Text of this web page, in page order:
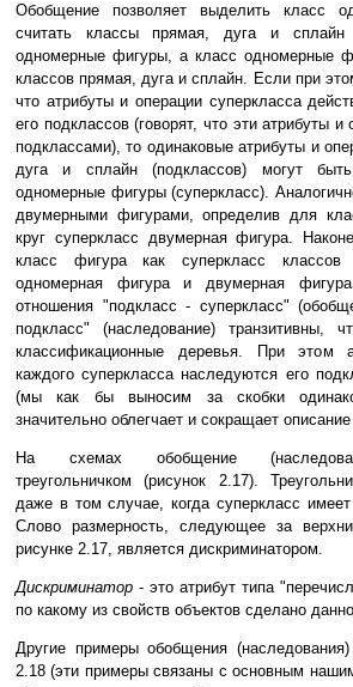
Обобщение позволяет выделить класс
считать классы прямая, дуга и сплайн
одномерные фигуры, а класс одномерные
классов прямая, дуга и сплайн. Если при
что атрибуты и операции суперкласса
его подклассов (говорят, что эти атрибуты
подклассами), то одинаковые атрибуты и
дуга и сплайн (подклассов) могут
одномерные фигуры (суперкласс).
двумерными фигурами, определив для
круг суперкласс двумерная фигура.
класс фигура как суперкласс классов
одномерная фигура и двумерная
отношения "подкласс - суперкласс"
подкласс" (наследование) транзитивны,
классификационные деревья. При этом
каждого суперкласса наследуются его
(мы как бы выносим за скобки
значительно облегчает и сокращает
На схемах обобщение
треугольничком (рисунок 2.17).
даже в том случае, когда суперкласс
Слово размерность, следующее за
рисунке 2.17, является дискриминатором.
Дискриминатор - это атрибут типа
по какому из свойств объектов сделано
Другие примеры обобщения
2.18 (эти примеры связаны с основным